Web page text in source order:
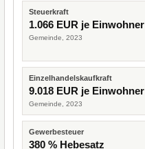
Steuerkraft
1.066 EUR je Einwohner
Gemeinde, 2023
Einzelhandelskaufkraft
9.018 EUR je Einwohner
Gemeinde, 2023
Gewerbesteuer
380 % Hebesatz